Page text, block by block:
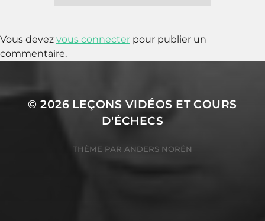
Vous devez vous connecter pour publier un
commentaire.
© 2026 LEÇONS VIDÉOS ET COURS
D'ÉCHECS
THÈME PAR ANDERS NORÉN